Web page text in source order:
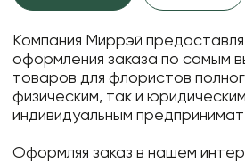
Компания Миррэй
оформления заказа по самым
товаров для флористов
физическим, так и
индивидуальным
Оформляя заказ в нашем